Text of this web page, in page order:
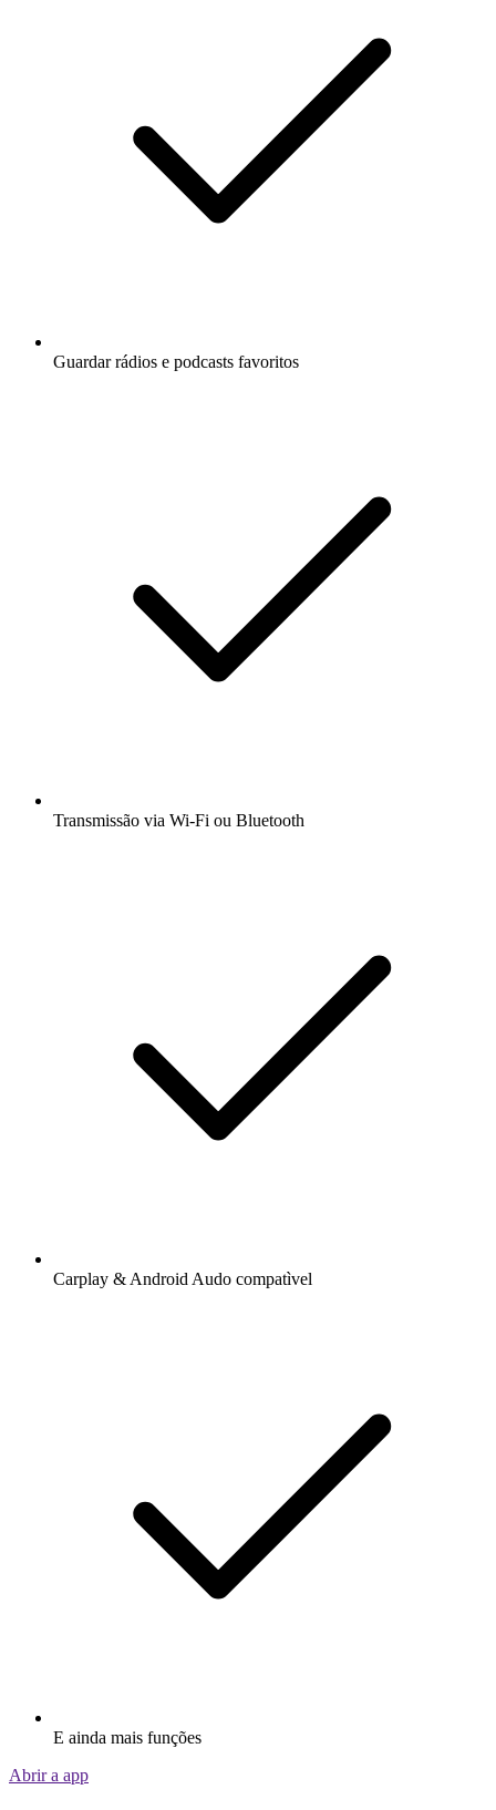
Guardar rádios e podcasts favoritos
Transmissão via Wi-Fi ou Bluetooth
Carplay & Android Audo compatìvel
E ainda mais funções
Abrir a app